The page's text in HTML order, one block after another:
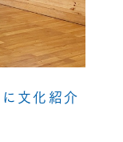
文化紹介